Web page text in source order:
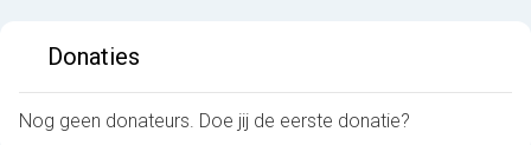
Donaties
Nog geen donateurs. Doe jij de eerste donatie?